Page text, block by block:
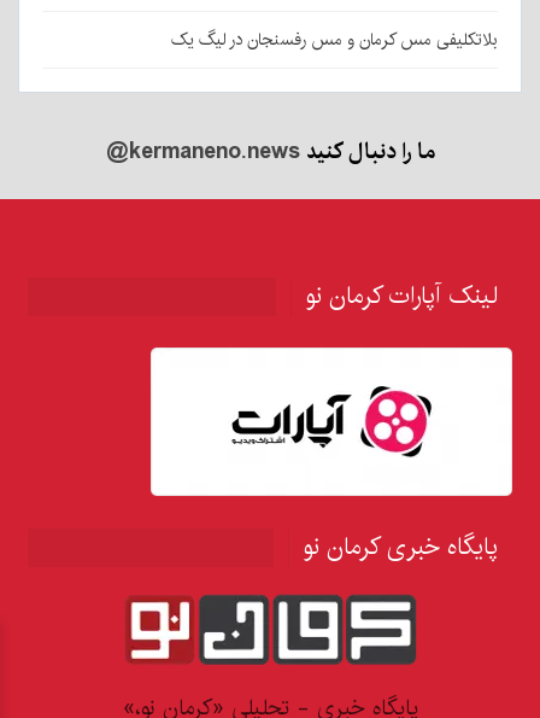
بلاتکلیفی مس کرمان و مس رفسنجان در لیگ یک
ما را دنبال کنید@kermaneno.news
لینک آپارات کرمان نو
پایگاه خبری کرمان نو
پایگاه خبری - تحلیلی «کرمان نو،»